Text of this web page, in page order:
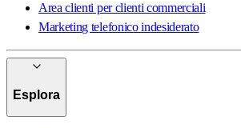
Area clienti per clienti commerciali
Marketing telefonico indesiderato
Esplora